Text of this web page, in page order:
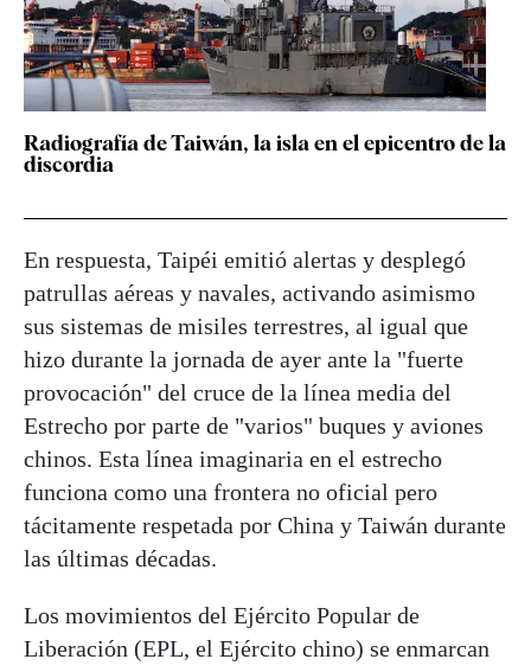
Radiografía de Taiwán, la isla en el epicentro de la
discordia
En respuesta, Taipéi emitió alertas y desplegó
patrullas aéreas y navales, activando asimismo
sus sistemas de misiles terrestres, al igual que
hizo durante la jornada de ayer ante la "fuerte
provocación" del cruce de la línea media del
Estrecho por parte de "varios" buques y aviones
chinos. Esta línea imaginaria en el estrecho
funciona como una frontera no oficial pero
tácitamente respetada por China y Taiwán durante
las últimas décadas.
Los movimientos del Ejército Popular de
Liberación (EPL, el Ejército chino) se enmarcan